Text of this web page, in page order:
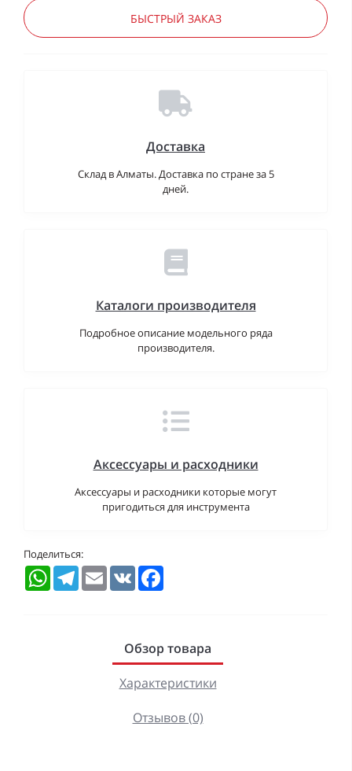
БЫСТРЫЙ ЗАКАЗ
Доставка
Склад в Алматы. Доставка по стране за 5
дней.
Каталоги производителя
Подробное описание модельного ряда
производителя.
Аксессуары и расходники
Аксессуары и расходники которые могут
пригодиться для инструмента
Поделиться:
WhatsAppTelegramEmail VK
Обзор товара
Характеристики
Отзывов (0)